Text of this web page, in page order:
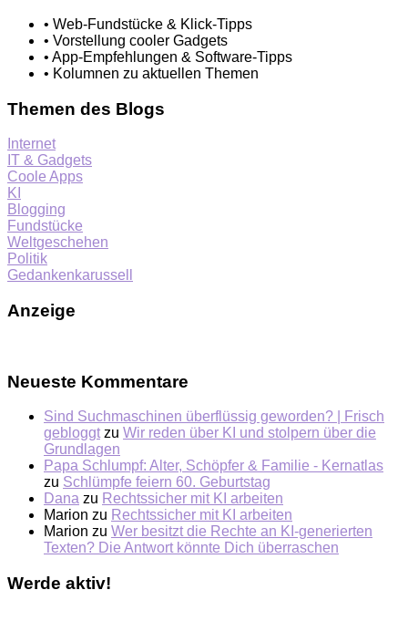
• Web-Fundstücke & Klick-Tipps
• Vorstellung cooler Gadgets
• App-Empfehlungen & Software-Tipps
• Kolumnen zu aktuellen Themen
Themen des Blogs
Internet
IT & Gadgets
Coole Apps
KI
Blogging
Fundstücke
Weltgeschehen
Politik
Gedankenkarussell
Anzeige
Neueste Kommentare
Sind Suchmaschinen überflüssig geworden? | Frisch
gebloggt zu Wir reden über KI und stolpern über die
Grundlagen
Papa Schlumpf: Alter, Schöpfer & Familie - Kernatlas
zu Schlümpfe feiern 60. Geburtstag
Dana zu Rechtssicher mit KI arbeiten
Marion zu Rechtssicher mit KI arbeiten
Marion zu Wer besitzt die Rechte an KI-generierten
Texten? Die Antwort könnte Dich überraschen
Werde aktiv!